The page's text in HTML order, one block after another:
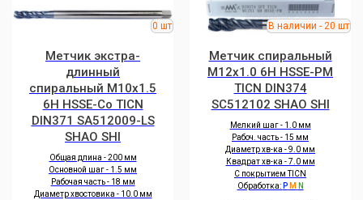
Метчик экстра-
длинный
спиральный M10x1.5
6H HSSE-Co TICN
DIN371 SA512009-LS
SHAO SHI
Общая длина - 200 мм
Основной шаг - 1.5 мм
Рабочая часть - 18 мм
Диаметр хвостовика - 10.0 мм
Метчик спиральный
M12x1.0 6H HSSE-PM
TICN DIN374
SC512102 SHAO SHI
Мелкий шаг - 1.0 мм
Рабоч. часть - 15 мм
Диаметр хв-ка - 9.0 мм
Квадрат хв-ка - 7.0 мм
С покрытием TICN
Обработка: P M N